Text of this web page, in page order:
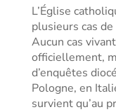
L’Église
plusieurs cas
Aucun cas
officiellement,
d’enquêtes
Pologne, en
survient qu’au